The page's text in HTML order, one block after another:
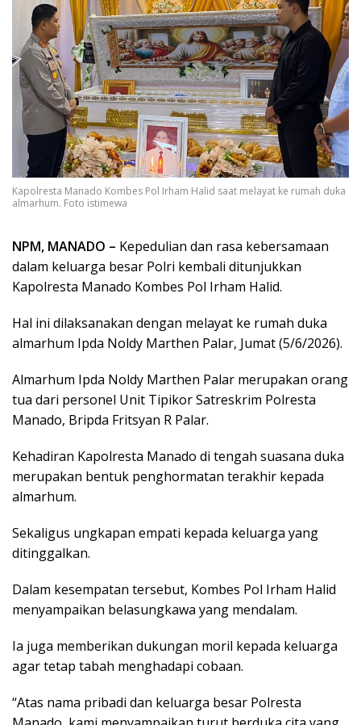
Kapolresta Manado Kombes Pol Irham Halid saat melayat ke rumah duka
almarhum. Foto istimewa
NPM, MANADO – Kepedulian dan rasa kebersamaan
dalam keluarga besar Polri kembali ditunjukkan
Kapolresta Manado Kombes Pol Irham Halid.
Hal ini dilaksanakan dengan melayat ke rumah duka
almarhum Ipda Noldy Marthen Palar, Jumat (5/6/2026).
Almarhum Ipda Noldy Marthen Palar merupakan orang
tua dari personel Unit Tipikor Satreskrim Polresta
Manado, Bripda Fritsyan R Palar.
Kehadiran Kapolresta Manado di tengah suasana duka
merupakan bentuk penghormatan terakhir kepada
almarhum.
Sekaligus ungkapan empati kepada keluarga yang
ditinggalkan.
Dalam kesempatan tersebut, Kombes Pol Irham Halid
menyampaikan belasungkawa yang mendalam.
Ia juga memberikan dukungan moril kepada keluarga
agar tetap tabah menghadapi cobaan.
“Atas nama pribadi dan keluarga besar Polresta